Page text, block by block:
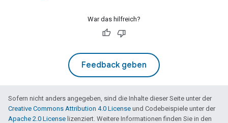
War das hilfreich?
Feedback geben
Sofern nicht anders angegeben, sind die Inhalte dieser Seite unter der
Creative Commons Attribution 4.0 License und Codebeispiele unter der
Apache 2.0 License lizenziert. Weitere Informationen finden Sie in den